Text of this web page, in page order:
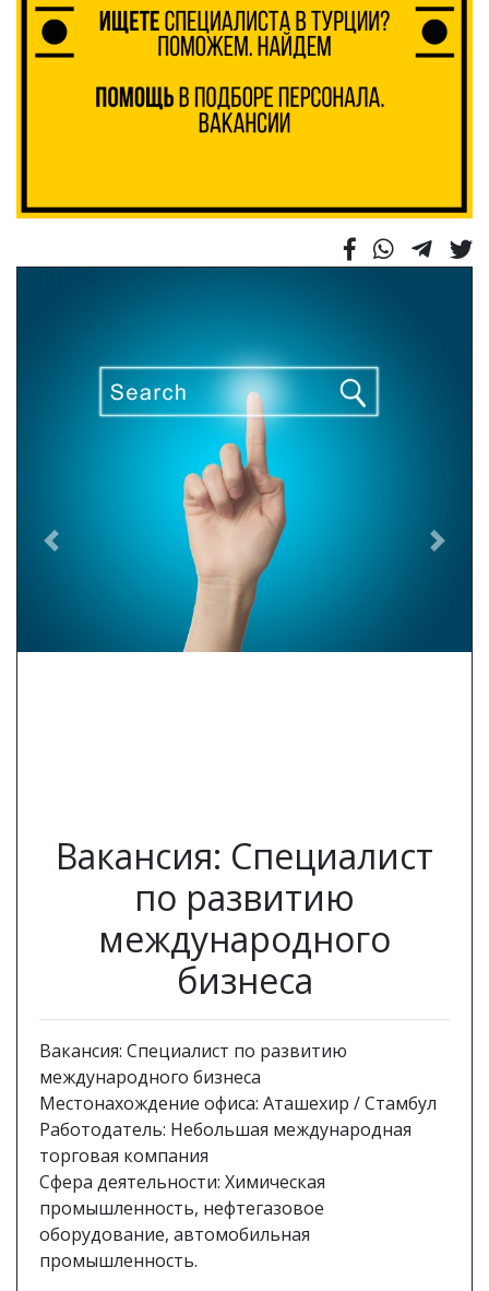
Previous Next
Вакансия: Специалист
по развитию
международного
бизнеса
Вакансия: Специалист по развитию
международного бизнеса
Местонахождение офиса: Аташехир / Стамбул
Работодатель: Небольшая международная
торговая компания
Сфера деятельности: Химическая
промышленность, нефтегазовое
оборудование, автомобильная
промышленность.